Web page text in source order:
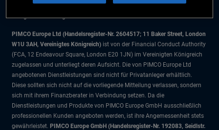
Anlageberatung verstanden werden. Anleger sollten vor einer
Anlageentscheidung finanziellen Rat einholen.
PIMCO Europe Ltd (Handelsregister-Nr. 2604517; 11 Baker Street, London
W1U 3AH, Vereinigtes Königreich) ist von der Financial Conduct Authority
(FCA, 12 Endeavour Square, London E20 1JN) im Vereinigten Königreich
zugelassen und unterliegt deren Aufsicht. Die von PIMCO Europe Ltd
angebotenen Dienstleistungen sind nicht für Privatanleger erhältlich.
Diese sollten sich nicht auf die vorliegende Mitteilung verlassen, sondern
sich mit ihrem Finanzberater in Verbindung setzen. Da die
Dienstleistungen und Produkte von PIMCO Europe GmbH ausschließlich
professionellen Kunden angeboten werden, ist ihre Angemessenheit stets
gewährleistet. PIMCO Europe GmbH (Handelsregister-Nr. 192083, Seidlstr.